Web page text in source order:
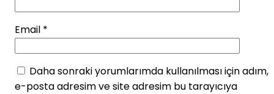
Email *
Daha sonraki yorumlarımda kullanılması için adım,
e-posta adresim ve site adresim bu tarayıcıya